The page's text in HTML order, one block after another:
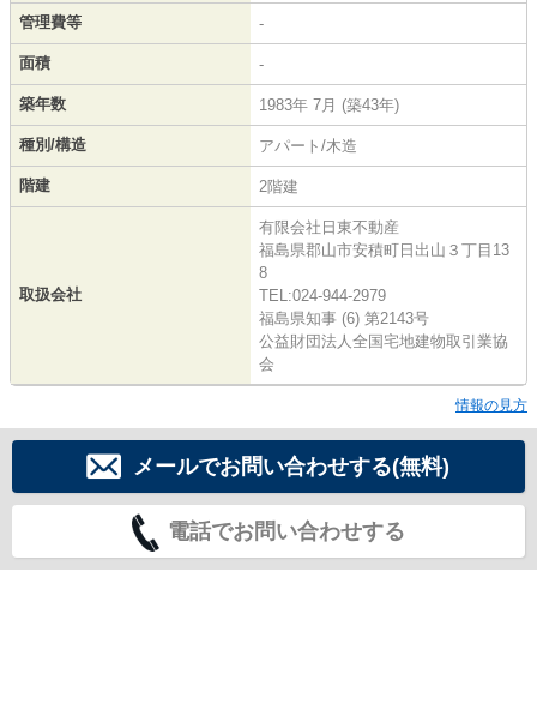
管理費等 -
面積 -
築年数 1983年 7月 (築43年)
種別/構造 アパート/木造
階建 2階建
取扱会社
有限会社日東不動産
福島県郡山市安積町日出山３丁目13
8
TEL:024-944-2979
福島県知事 (6) 第2143号
公益財団法人全国宅地建物取引業協
会
情報の見方
メールでお問い合わせする(無料)
電話でお問い合わせする